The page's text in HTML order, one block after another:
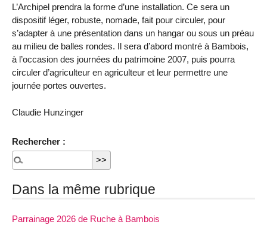
L’Archipel prendra la forme d’une installation. Ce sera un
dispositif léger, robuste, nomade, fait pour circuler, pour
s’adapter à une présentation dans un hangar ou sous un préau
au milieu de balles rondes. Il sera d’abord montré à Bambois,
à l’occasion des journées du patrimoine 2007, puis pourra
circuler d’agriculteur en agriculteur et leur permettre une
journée portes ouvertes.
Claudie Hunzinger
Rechercher :
Dans la même rubrique
Parrainage 2026 de Ruche à Bambois